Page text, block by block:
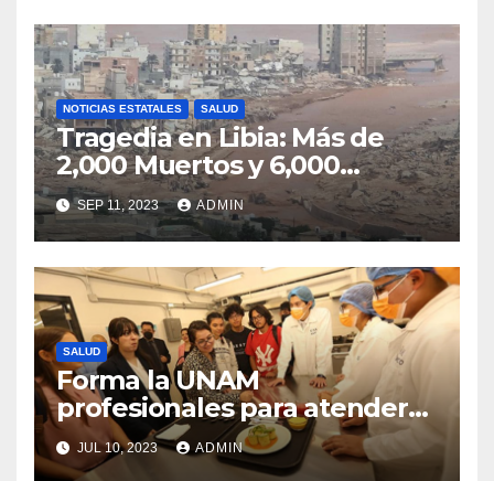
NOTICIAS ESTATALES SALUD
Tragedia en Libia: Más de
2,000 Muertos y 6,000
Desaparecidos Tras
Devastador Ciclón
SEP 11, 2023 ADMIN
SALUD
Forma la UNAM
profesionales para atender
enfermedades relacionadas
con la alimentación
JUL 10, 2023 ADMIN